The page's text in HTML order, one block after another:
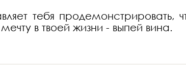
тебя продемонстрировать,
в твоей жизни - выпей вина.